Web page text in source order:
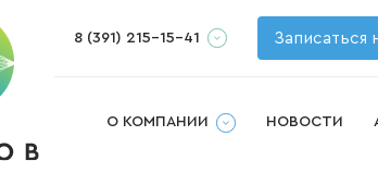
слухового аппарата
и обслуживание слуховых аппаратов
ушных вкладышей
индивидуальных берушей
слухового аппарата на дому
8 (391) 215-15-41 Записаться
О КОМПАНИИ НОВОСТИ